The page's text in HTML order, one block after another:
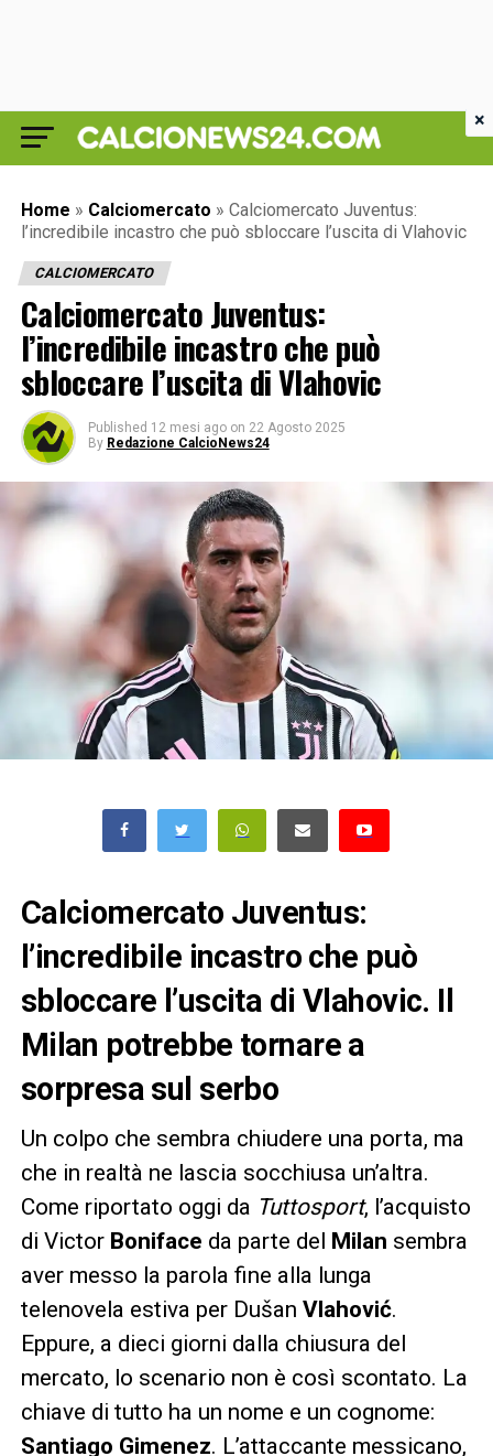
Home » Calciomercato » Calciomercato Juventus:
l’incredibile incastro che può sbloccare l’uscita di Vlahovic
CALCIOMERCATO
Calciomercato Juventus:
l’incredibile incastro che può
sbloccare l’uscita di Vlahovic
Published 12 mesi ago on 22 Agosto 2025
By Redazione CalcioNews24
Calciomercato Juventus:
l’incredibile incastro che può
sbloccare l’uscita di Vlahovic. Il
Milan potrebbe tornare a
sorpresa sul serbo
Un colpo che sembra chiudere una porta, ma
che in realtà ne lascia socchiusa un’altra.
Come riportato oggi da Tuttosport, l’acquisto
di Victor Boniface da parte del Milan sembra
aver messo la parola fine alla lunga
telenovela estiva per Dušan Vlahović.
Eppure, a dieci giorni dalla chiusura del
mercato, lo scenario non è così scontato. La
chiave di tutto ha un nome e un cognome:
Santiago Gimenez. L’attaccante messicano,
×